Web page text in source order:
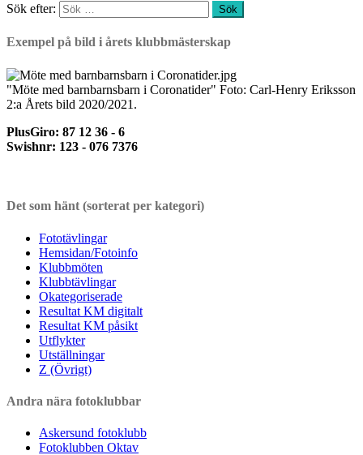
Sök efter:
Exempel på bild i årets klubbmästerskap
"Möte med barnbarnsbarn i Coronatider" Foto: Carl-Henry Eriksson
2:a Årets bild 2020/2021.
PlusGiro: 87 12 36 - 6
Swishnr: 123 - 076 7376
Det som hänt (sorterat per kategori)
Fototävlingar
Hemsidan/Fotoinfo
Klubbmöten
Klubbtävlingar
Okategoriserade
Resultat KM digitalt
Resultat KM påsikt
Utflykter
Utställningar
Z (Övrigt)
Andra nära fotoklubbar
Askersund fotoklubb
Fotoklubben Oktav